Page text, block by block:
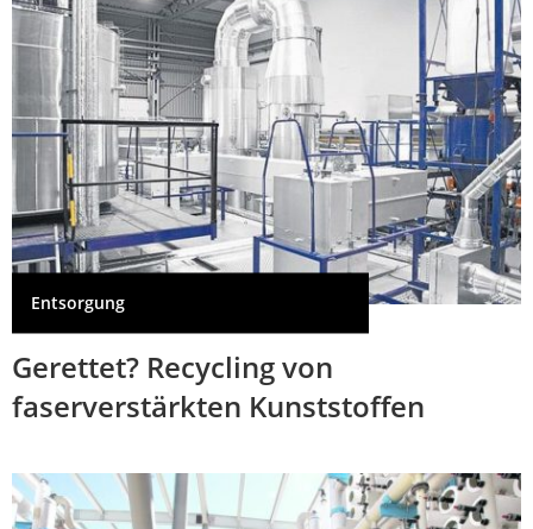
Entsorgung
Gerettet? Recycling von
faserverstärkten Kunststoffen